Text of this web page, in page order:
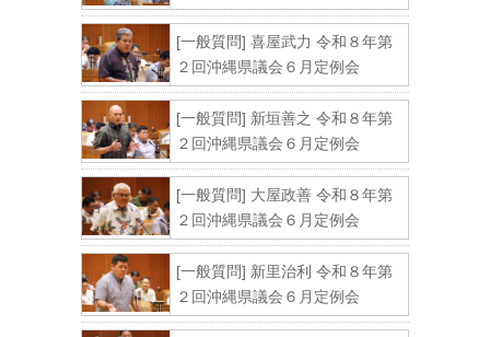
[一般質問] 喜屋武力 令和８年第
２回沖縄県議会６月定例会
[一般質問] 新垣善之 令和８年第
２回沖縄県議会６月定例会
[一般質問] 大屋政善 令和８年第
２回沖縄県議会６月定例会
[一般質問] 新里治利 令和８年第
２回沖縄県議会６月定例会